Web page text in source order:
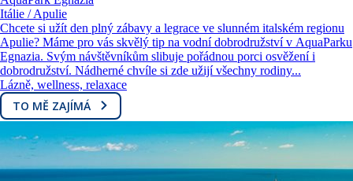
Itálie / Apulie
Chcete si užít den plný zábavy a legrace ve slunném italském regionu
Apulie? Máme pro vás skvělý tip na vodní dobrodružství v AquaParku
Egnazia. Svým návštěvníkům slibuje pořádnou porci osvěžení i
dobrodružství. Nádherné chvíle si zde užijí všechny rodiny...
Lázně, wellness, relaxace
TO MĚ ZAJÍMÁ